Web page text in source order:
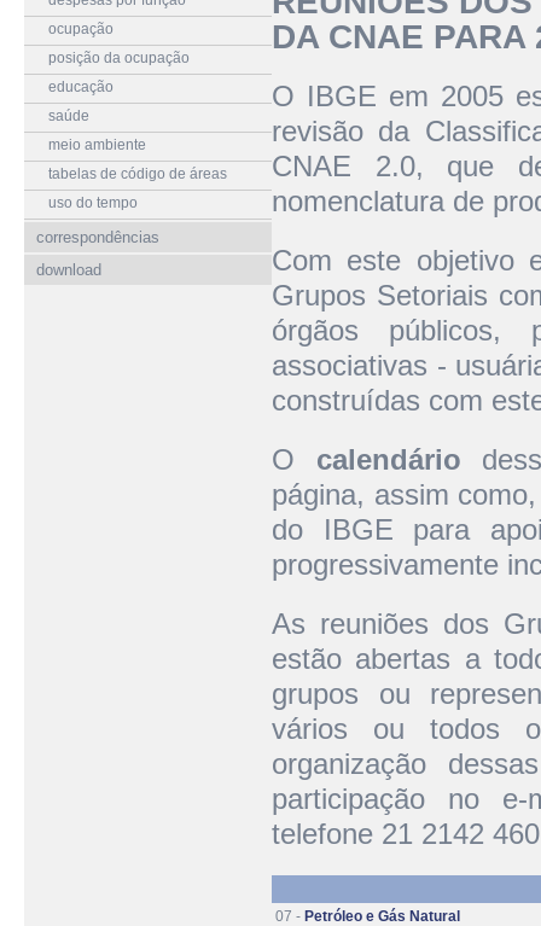
ocupação
posição da ocupação
educação
saúde
meio ambiente
tabelas de código de áreas
uso do tempo
correspondências
download
DA CNAE PARA
O IBGE em 2005
revisão da
CNAE 2.0, que
nomenclatura de
Com este objetivo
Grupos Setoriais
órgãos públicos,
associativas -
construídas com
O calendário
página, assim
do IBGE para
progressivamente
As reuniões dos
estão abertas a
grupos ou
vários ou todos
organização
participação no
telefone 21 2142
07 - Petróleo e Gás Natural